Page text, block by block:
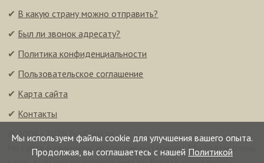
Мы используем файлы cookie для улучшения вашего опыта.
Продолжая, вы соглашаетесь с нашей Политикой
✔ В какую страну можно отправить?
✔ Был ли звонок адресату?
✔ Политика конфиденциальности
✔ Пользовательское соглашение
✔ Карта сайта
✔ Контакты
© 2008–2026 FunCalls.ru
На сайте размещены авторские материалы. Мы будем очень